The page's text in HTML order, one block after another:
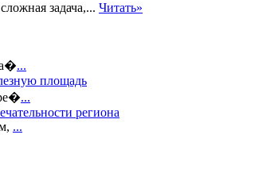
задача,... Читать»
...
площадь
...
региона
...